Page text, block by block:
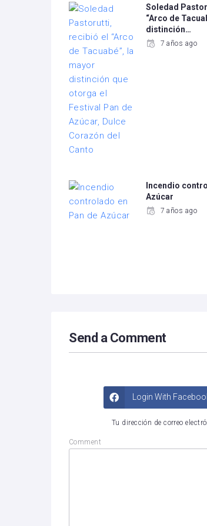
Soledad
“Arco de
distinción…
7 años ago
Incendio
Azúcar
7 años ago
Send a Comment
Login With
Tu dirección de correo
Comment